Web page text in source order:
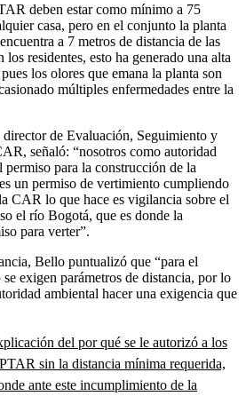
deben estar como mínimo a 75
casa, pero en el conjunto la planta
a 7 metros de distancia de las
residentes, esto ha generado una alta
los olores que emana la planta son
múltiples enfermedades entre la
de Evaluación, Seguimiento y
señaló: “nosotros como autoridad
para la construcción de la
un permiso de vertimiento cumpliendo
CAR lo que hace es vigilancia sobre el
el río Bogotá, que es donde la
para verter”.
Bello puntualizó que “para el
exigen parámetros de distancia, por lo
ambiental hacer una exigencia que
del por qué se le autorizó a los
sin la distancia mínima requerida,
ante este incumplimiento de la